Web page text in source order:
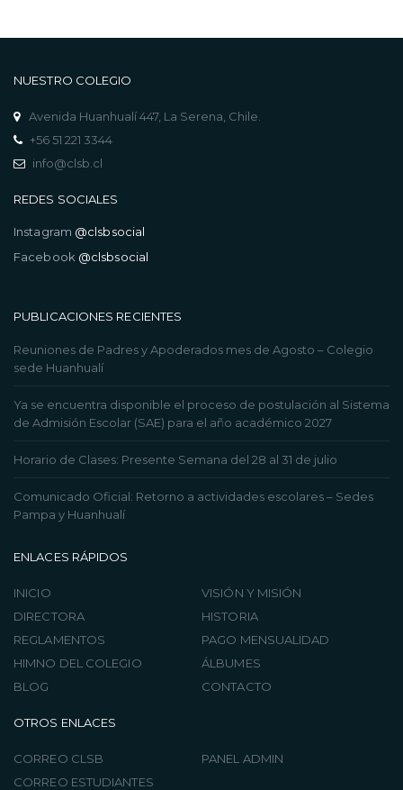
NUESTRO COLEGIO
Avenida Huanhualí 447, La Serena, Chile.
+56 51 221 3344
info@clsb.cl
REDES SOCIALES
Instagram @clsbsocial
Facebook @clsbsocial
PUBLICACIONES RECIENTES
Reuniones de Padres y Apoderados mes de Agosto – Colegio
sede Huanhualí
Ya se encuentra disponible el proceso de postulación al Sistema
de Admisión Escolar (SAE) para el año académico 2027
Horario de Clases: Presente Semana del 28 al 31 de julio
Comunicado Oficial: Retorno a actividades escolares – Sedes
Pampa y Huanhualí
ENLACES RÁPIDOS
INICIO
VISIÓN Y MISIÓN
DIRECTORA
HISTORIA
REGLAMENTOS
PAGO MENSUALIDAD
HIMNO DEL COLEGIO
ÁLBUMES
BLOG
CONTACTO
OTROS ENLACES
CORREO CLSB
PANEL ADMIN
CORREO ESTUDIANTES